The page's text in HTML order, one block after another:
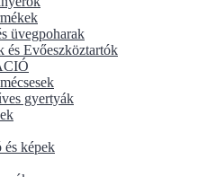
üvegpoharak
és Evőeszköztartók
gyertyák
és képek